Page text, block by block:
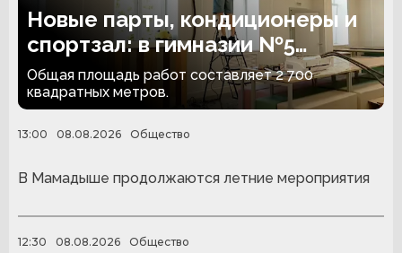
Новые парты, кондиционеры и
спортзал: в гимназии №5
Альметьевска идёт капремонт
Общая площадь работ составляет 2 700
квадратных метров.
13:00 08.08.2026 Общество
В Мамадыше продолжаются летние мероприятия
12:30 08.08.2026 Общество